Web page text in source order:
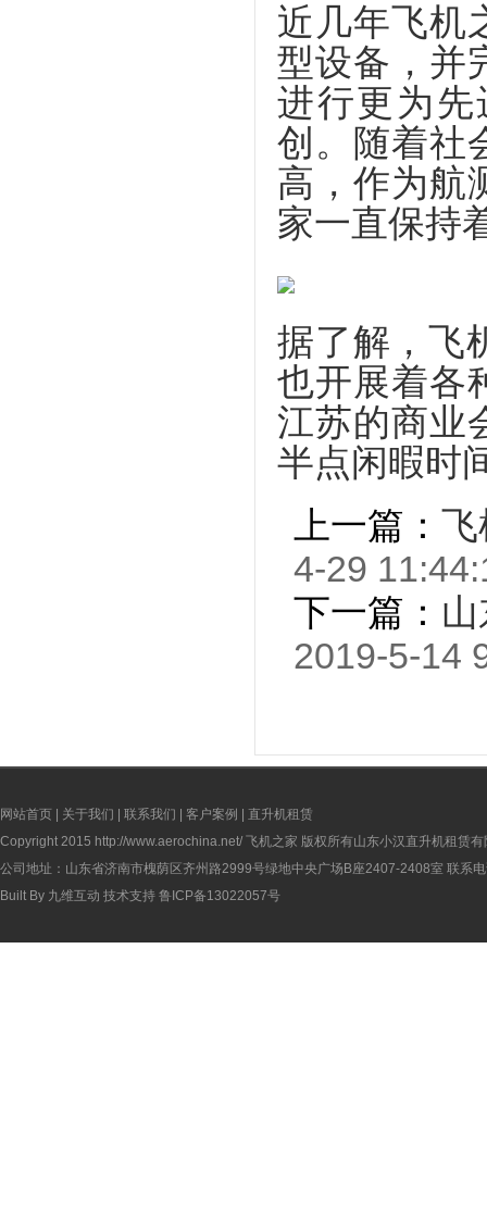
近几年飞机
型设备，并
进行更为
创。随着社
高，作为航
家一直保持
据了解，飞
也开展着各
江苏的商业
半点闲暇时
上一篇： 飞
4-29
下一篇：
2019-5-14
网站首页 | 关于我们 | 联系我们 | 客户案例 | 直升机租赁
Copyright 2015 http://www.aerochina.net/ 飞机之家 版权所有山东小汉直升机租赁有
公司地址：山东省济南市槐荫区齐州路2999号绿地中央广场B座2407-2408室 联系
Built By 九维互动 技术支持 鲁ICP备13022057号